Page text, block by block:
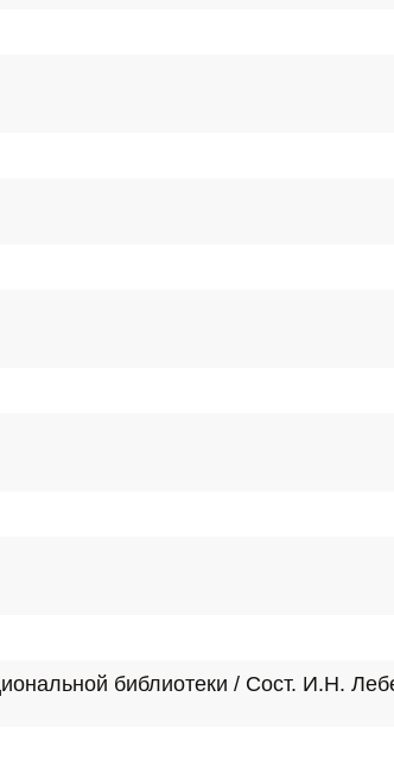
библиотеки / Сост.